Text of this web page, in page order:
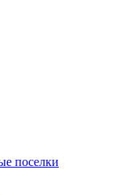
поселки